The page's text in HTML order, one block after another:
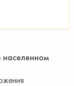
населенном